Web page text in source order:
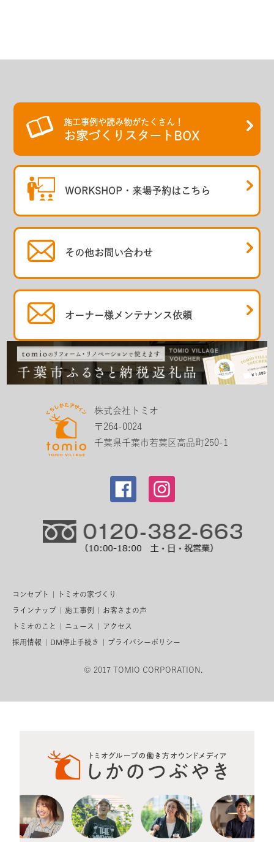
施工事例や読み物がたくさん！
お家づくりスタートBOX
WORKSHOP・ 来場予約はこちら
その他お問い合わせ
オーナー様メンテナンス依頼
株式会社トミオ
〒264-0024
千葉県千葉市若葉区高品町250-1
コンセプト トミオの家づくり
ラインナップ 施工事例 お客さまの声
トミオのこと ニュース アクセス
採用情報 DM停止手続き プライバシーポリシー
© 2017 TOMIO CORPORATION.